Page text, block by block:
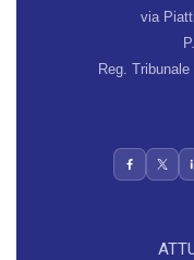
via
Reg.